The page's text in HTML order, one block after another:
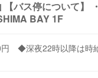
バス停について】
BAY 1F
円 ◆深夜22時以降は